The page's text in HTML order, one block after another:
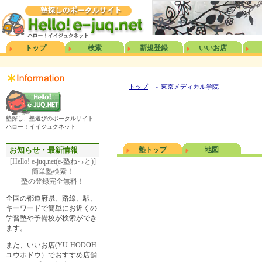
トップ 検索 新規登録 いいお店
塾探し、塾選びのポータルサイト
ハロー！イイジュクネット
お知らせ・最新情報
[Hello! e-juq.net(e-塾ねっと)]
簡単塾検索！
塾の登録完全無料！
全国の都道府県、路線、駅、
キーワードで簡単にお近くの
学習塾や予備校が検索ができ
ます。
また、いいお店(YU-HODOH
ユウホドウ）でおすすめ店舗
トップ » 東京メディカル学院
塾トップ 地図